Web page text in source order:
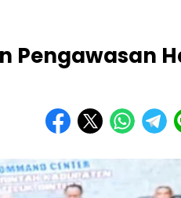
Pengawasan